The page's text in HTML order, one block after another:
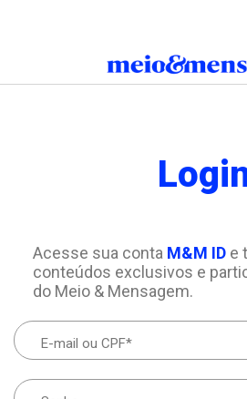
Acesse sua conta M&M IDe
conteúdos exclusivos e
do Meio & Mensagem.